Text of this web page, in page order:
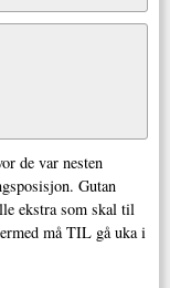
de var nesten
Gutan
ekstra som skal til
må TIL gå uka i